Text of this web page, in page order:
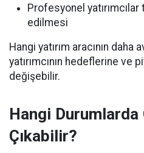
Profesyonel yatırımcılar
edilmesi
Hangi yatırım aracının daha
yatırımcının hedeflerine ve
değişebilir.
Hangi Durumlarda
Çıkabilir?